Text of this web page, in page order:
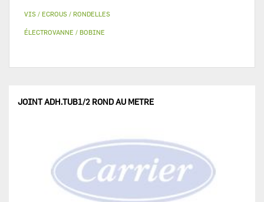
VIS / ECROUS / RONDELLES
ÉLECTROVANNE / BOBINE
JOINT ADH.TUB1/2 ROND AU METRE